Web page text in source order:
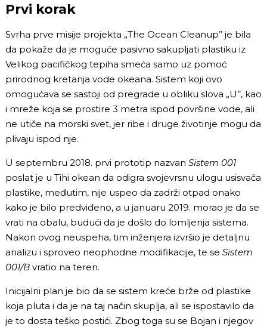
Prvi korak
Svrha prve misije projekta „The Ocean Cleanup’’ je bila
da pokaže da je moguće pasivno sakupljati plastiku iz
Velikog pacifičkog tepiha smeća samo uz pomoć
prirodnog kretanja vode okeana. Sistem koji ovo
omogućava se sastoji od pregrade u obliku slova „U’’, kao
i mreže koja se prostire 3 metra ispod površine vode, ali
ne utiče na morski svet, jer ribe i druge životinje mogu da
plivaju ispod nje.
U septembru 2018. prvi prototip nazvan Sistem 001
poslat je u Tihi okean da odigra svojevrsnu ulogu usisvača
plastike, međutim, nije uspeo da zadrži otpad onako
kako je bilo predviđeno, a u januaru 2019. morao je da se
vrati na obalu, budući da je došlo do lomljenja sistema.
Nakon ovog neuspeha, tim inženjera izvršio je detaljnu
analizu i sproveo neophodne modifikacije, te se Sistem
001/B vratio na teren.
Inicijalni plan je bio da se sistem kreće brže od plastike
koja pluta i da je na taj način skuplja, ali se ispostavilo da
je to dosta teško postići. Zbog toga su se Bojan i njegov